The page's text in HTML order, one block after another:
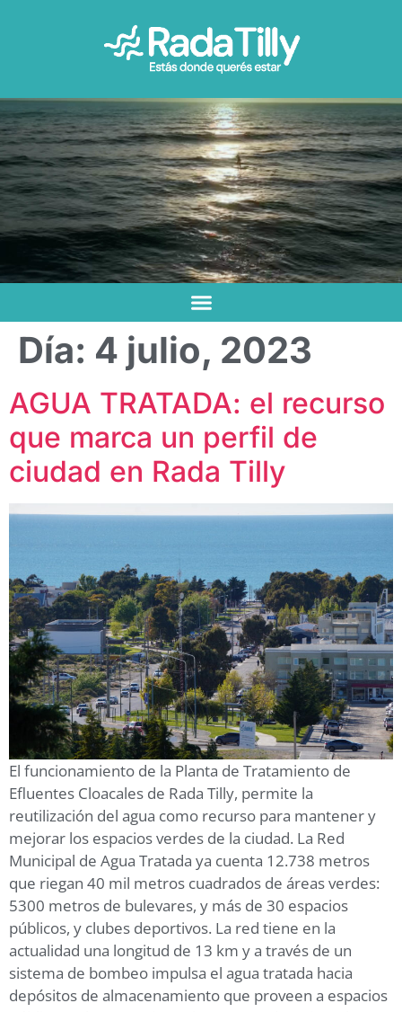
Día: 4 julio, 2023
AGUA TRATADA: el recurso
que marca un perfil de
ciudad en Rada Tilly
El funcionamiento de la Planta de Tratamiento de
Efluentes Cloacales de Rada Tilly, permite la
reutilización del agua como recurso para mantener y
mejorar los espacios verdes de la ciudad. La Red
Municipal de Agua Tratada ya cuenta 12.738 metros
que riegan 40 mil metros cuadrados de áreas verdes:
5300 metros de bulevares, y más de 30 espacios
públicos, y clubes deportivos. La red tiene en la
actualidad una longitud de 13 km y a través de un
sistema de bombeo impulsa el agua tratada hacia
depósitos de almacenamiento que proveen a espacios